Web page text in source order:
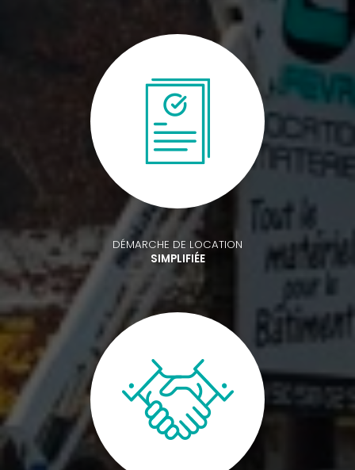
DÉMARCHE DE LOCATION
SIMPLIFIÉE